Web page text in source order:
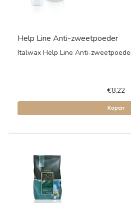
Help Line Anti-zweetpoeder
Italwax Help Line Anti-
€8,22
Kopen